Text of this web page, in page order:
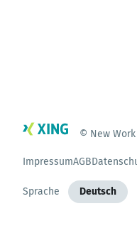
© New
ImpressumAGB
Sprache Deutsch